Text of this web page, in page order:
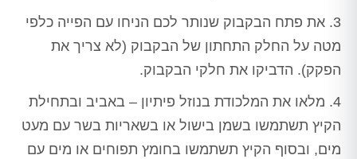
3. את פתח הבקבוק שנותר לכם הניחו עם הפייה כלפי
מטה על החלק התחתון של הבקבוק (לא צריך את
הפקק). הדביקו את חלקי הבקבוק.
4. מלאו את המלכודת בנוזל פיתיון – באביב ובתחילת
הקיץ תשתמשו בשמן בישול או בשאריות בשר עם מעט
מים, ובסוף הקיץ תשתמשו בחומץ תפוחים או מים עם